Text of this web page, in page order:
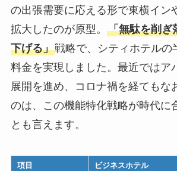
の出張需要に応える形で東横イン
拡大したのが原型。 「無駄を削ぎ
下げる」戦略で、シティホテルの
料金を実現しました。最近ではア
展開を進め、コロナ禍を経てもな
のは、この機能特化戦略が時代に
とも言えます。
項目 ビジネスホテル